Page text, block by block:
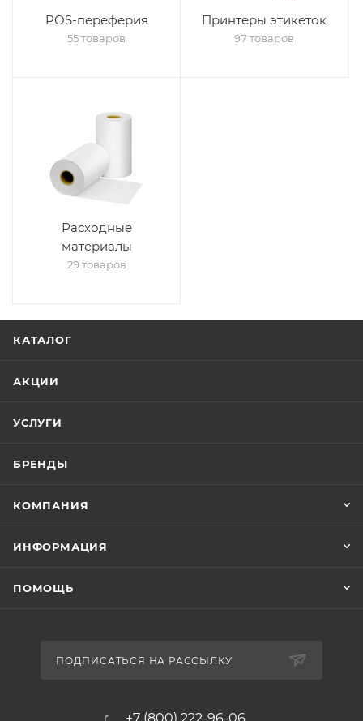
POS-переферия
55 товаров
Принтеры этикеток
97 товаров
Расходные
материалы
29 товаров
КАТАЛОГ
АКЦИИ
УСЛУГИ
БРЕНДЫ
КОМПАНИЯ
ИНФОРМАЦИЯ
ПОМОЩЬ
ПОДПИСАТЬСЯ НА РАССЫЛКУ